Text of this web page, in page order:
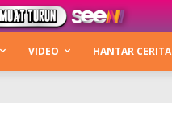
VIDEO HANTAR CERITA